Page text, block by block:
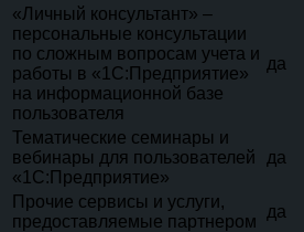
«Личный консультант» –
персональные консультации
по сложным вопросам учета и
работы в «1С:Предприятие»
на информационной базе
пользователя
да
Тематические семинары и
вебинары для пользователей
«1С:Предприятие»
да
Прочие сервисы и услуги,
предоставляемые партнером
да